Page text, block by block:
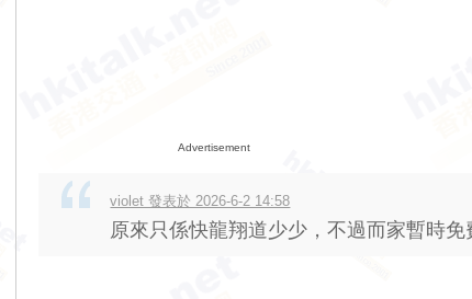
Advertisement
violet 發表於 2026-6-2 14:58
原來只係快龍翔道少少，不過而家暫時